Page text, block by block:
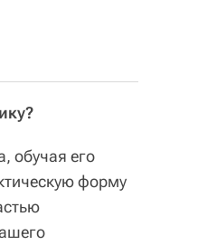
обучая его
форму